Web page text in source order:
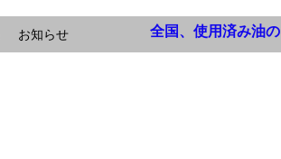
お知らせ 全国、使用済み油